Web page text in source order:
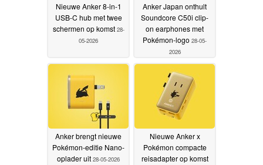
Nieuwe Anker 8-in-1
USB-C hub met twee
schermen op komst 28-
05-2026
Anker Japan onthult
Soundcore C50i clip-
on earphones met
Pokémon-logo 28-05-
2026
Anker brengt nieuwe
Pokémon-editie Nano-
oplader uit 28-05-2026
Nieuwe Anker x
Pokémon compacte
reisadapter op komst